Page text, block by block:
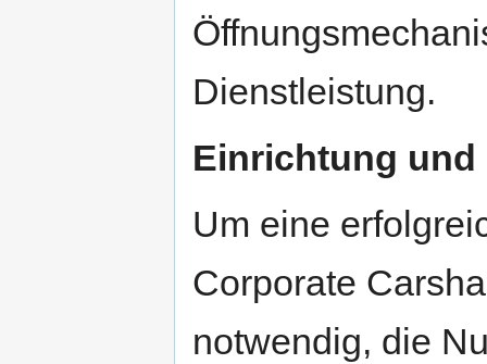
Dienstleistung.
Einrichtung und
Um eine
Corporate
notwendig, die